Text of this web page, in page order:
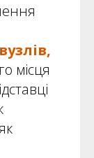
місця